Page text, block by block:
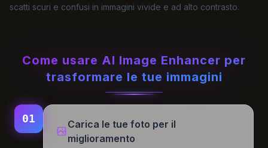
scatti scuri e confusi in immagini vivide e ad alto contrasto.
Come usare AI Image Enhancer per
trasformare le tue immagini
01
Carica le tue foto per il
miglioramento